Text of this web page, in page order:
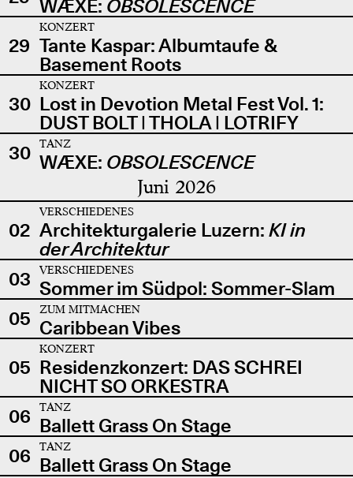
WÆXE: OBSOLESCENCE
29
KONZERT
Tante Kaspar: Albumtaufe &
Basement Roots
30
KONZERT
Lost in Devotion Metal Fest Vol. 1:
DUST BOLT | THOLA | LOTRIFY
30
TANZ
WÆXE: OBSOLESCENCE
Juni 2026
02
VERSCHIEDENES
Architekturgalerie Luzern: KI in
der Architektur
03
VERSCHIEDENES
Sommer im Südpol: Sommer-Slam
05
ZUM MITMACHEN
Caribbean Vibes
05
KONZERT
Residenzkonzert: DAS SCHREI
NICHT SO ORKESTRA
06
TANZ
Ballett Grass On Stage
06
TANZ
Ballett Grass On Stage